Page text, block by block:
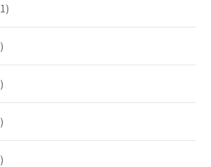
施設紹介
ギャラリー